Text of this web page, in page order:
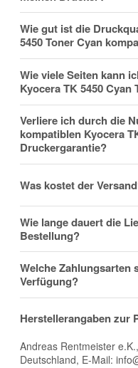
Nachname
Firma
E-Mail
Telefon
Mobiltelefon
Wie gut ist die
5450 Toner Cyan
Wie viele Seiten kann
Kyocera TK 5450 Cyan
Verliere ich durch die
kompatiblen Kyocera
Druckergarantie?
Was kostet der
Wie lange dauert die
Bestellung?
Welche Zahlungsarten
Verfügung?
Herstellerangaben zur
Andreas Rentmeister
Deutschland, E-Mail: